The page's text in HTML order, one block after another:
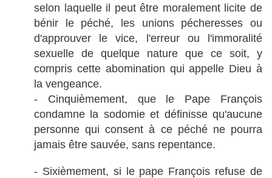
selon laquelle il peut être moralement licite de
bénir le péché, les unions pécheresses ou
d'approuver le vice, l'erreur ou l'immoralité
sexuelle de quelque nature que ce soit, y
compris cette abomination qui appelle Dieu à
la vengeance.
- Cinquièmement, que le Pape François
condamne la sodomie et définisse qu'aucune
personne qui consent à ce péché ne pourra
jamais être sauvée, sans repentance.
- Sixièmement, si le pape François refuse de